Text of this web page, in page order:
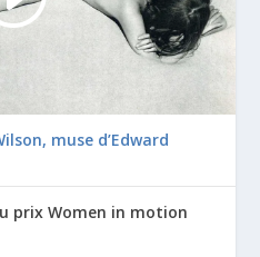
muse d’Edward
prix Women in motion